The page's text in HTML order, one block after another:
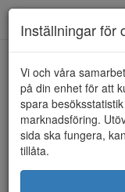
HEM TAMARIS
Inställningar för
Vi och våra
på din enhet för att
spara
marknadsföring.
sida ska fungera,
tillåta.